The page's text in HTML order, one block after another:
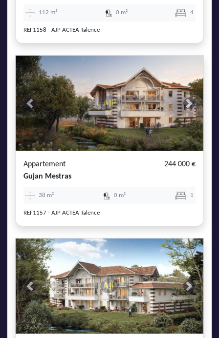
112 m² 0 m² 4
REF1158 - AJP ACTEA Talence
Previous Next
Appartement
244 000 €
Gujan Mestras
38 m² 0 m² 1
REF1157 - AJP ACTEA Talence
Previous Next